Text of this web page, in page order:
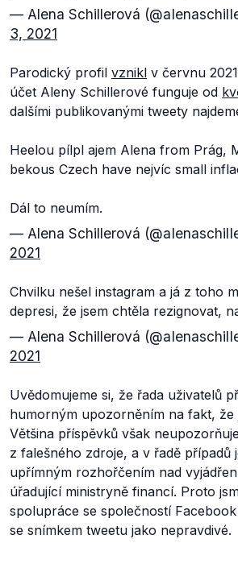
— Alena Schillerová
3, 2021
Parodický profil vznikl v červnu
účet Aleny Schillerové funguje od
dalšími publikovanými tweety
Heelou pílpl ajem Alena from Prág,
bekous Czech have nejvíc small
Dál to neumím.
— Alena Schillerová
2021
Chvilku nešel instagram a já z toho
depresi, že jsem chtěla rezignovat,
— Alena Schillerová
2021
Uvědomujeme si, že řada uživatelů
humorným upozorněním na fakt, že
Většina příspěvků však
z falešného zdroje, a v řadě případů
upřímným rozhořčením nad
úřadující ministryně financí. Proto
spolupráce se společností
se snímkem tweetu jako nepravdivé.